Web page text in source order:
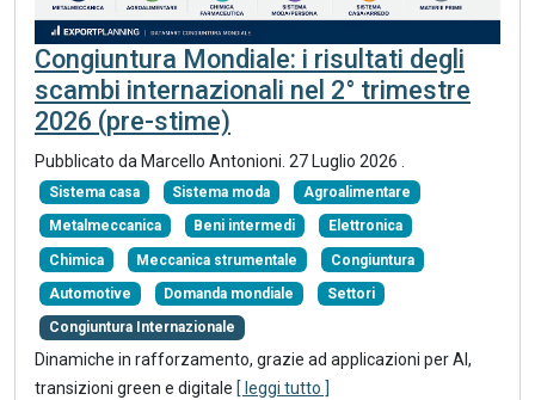
Congiuntura Mondiale: i risultati degli
scambi internazionali nel 2° trimestre
2026 (pre-stime)
Pubblicato da Marcello Antonioni 27 Luglio 2026
Sistema casa Sistema moda Agroalimentare
Metalmeccanica Beni intermedi Elettronica
Chimica Meccanica strumentale Congiuntura
Automotive Domanda mondiale Settori
Congiuntura Internazionale
Dinamiche in rafforzamento, grazie ad applicazioni per AI,
transizioni green e digitale [ leggi tutto ]